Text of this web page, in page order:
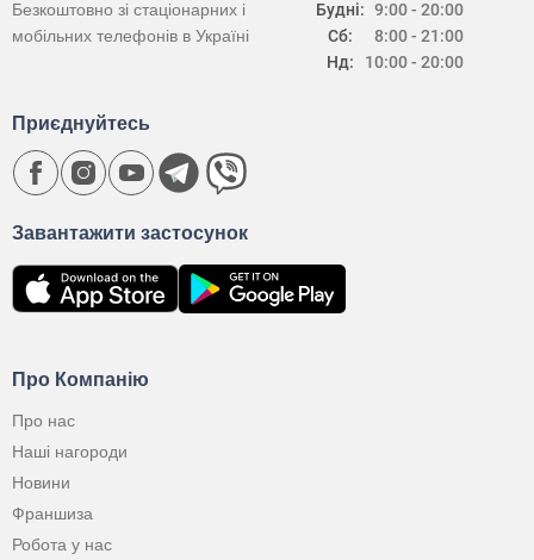
Будні:
Сб:
Нд:
9:00 - 20:00
8:00 - 21:00
10:00 - 20:00
Безкоштовно зі стаціонарних і
мобільних телефонів в Україні
Про Компанію
Про нас
Наші нагороди
Новини
Франшиза
Робота у нас
Завантажити застосунок
Приєднуйтесь